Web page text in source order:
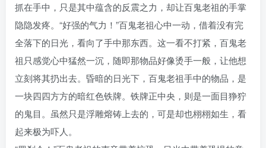
抓在手中，只是其中蕴含的反震之力，却让百鬼老祖的手掌
隐隐发疼。“好强的气力！”百鬼老祖心中一动，借着没有完
全落下的日光，看向了手中那东西。这一看不打紧，百鬼老
祖只感觉心中猛然一沉，随即那物品好像烫手一般，让他想
立刻将其扔出去。昏暗的日光下，百鬼老祖手中的物品，是
一块四四方方的暗红色铁牌。铁牌正中央，则是一面目狰狞
的鬼目。虽然只是浮雕熔铸上去的，可是却也栩栩如生，看
起来极为吓人。